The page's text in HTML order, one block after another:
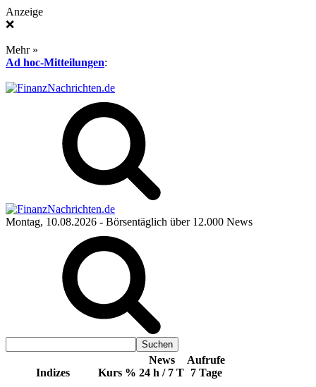
Anzeige
❌
Mehr »
Ad hoc-Mitteilungen:
Montag, 10.08.2026 - Börsentäglich über 12.000 News
Indizes Kurs %
News
24 h / 7 T
Aufrufe
7 Tage